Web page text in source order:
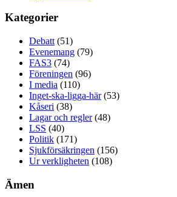
Kategorier
Debatt (51)
Evenemang (79)
FAS3 (74)
Föreningen (96)
I media (110)
Inget-ska-ligga-här(53)
Kåseri (38)
Lagar och regler(48)
LSS (40)
Politik (171)
Sjukförsäkringen (156)
Ur verkligheten (108)
Ämen